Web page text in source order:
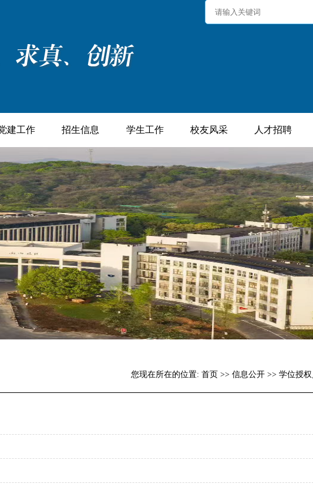
建工作 招生信息 学生工作 校友风采 人才招聘
您现在所在的位置: 首页 >> 信息公开 >> 学位授